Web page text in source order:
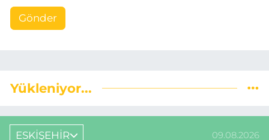
Gönder
Yükleniyor...
ESKİŞEHİR 09.08.2026